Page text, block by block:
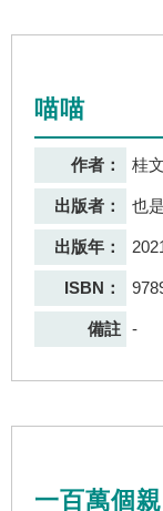
喵喵
作者： 桂
出版者： 也
出版年：
ISBN：
備註 -
一百萬個